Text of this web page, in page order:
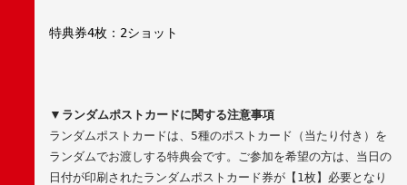
特典券4枚： 2ショット
▼ ランダムポストカードに関する注意事項
ランダムポストカードは、 5種のポストカード（当たり付き）を
ランダムでお渡しする特典会です。ご参加を希望の方は、当日の
日付が印刷されたランダムポストカード券が【 1 枚】必要となり